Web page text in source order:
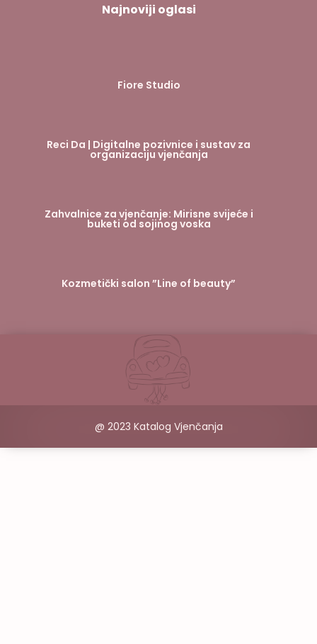
Najnoviji oglasi
Fiore Studio
Reci Da | Digitalne pozivnice i sustav za
organizaciju vjenčanja
Zahvalnice za vjenčanje: Mirisne svijeće i
buketi od sojinog voska
Kozmetički salon ”Line of beauty”
@ 2023 Katalog Vjenčanja